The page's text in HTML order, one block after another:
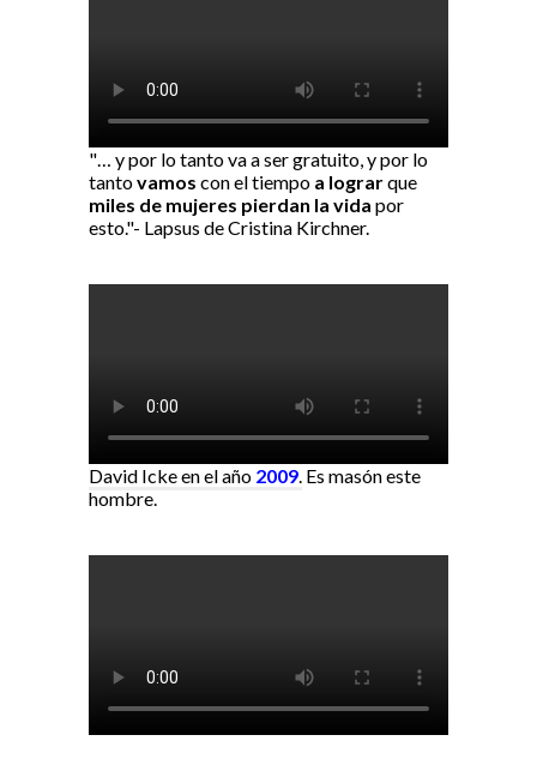
"… y por lo tanto va a ser gratuito, y por lo
tantovamos con el tiempo a lograrque
miles de mujeres pierdan la vida por
esto."- Lapsus de Cristina Kirchner.
David Icke en el año 2009. Es masón este
hombre.